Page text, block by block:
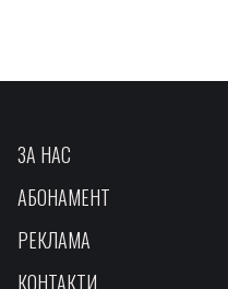
ЗА НАС
АБОНАМЕНТ
РЕКЛАМА
КОНТАКТИ